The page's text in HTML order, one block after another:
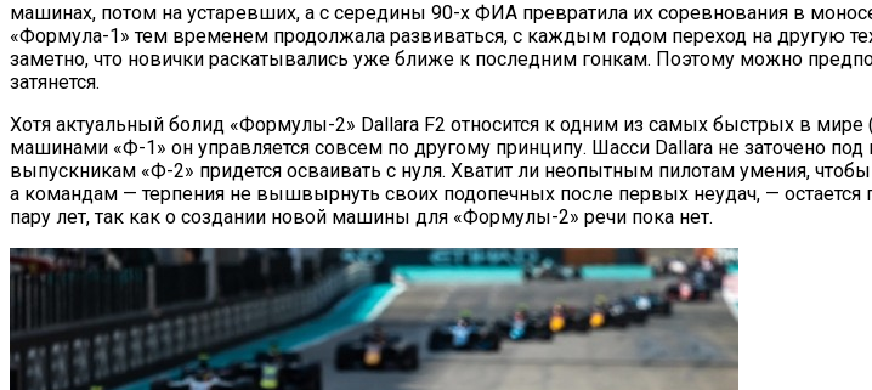
машинах, потом на устаревших, а с середины 90-х ФИА превратила их соревнования в
«Формула-1» тем временем продолжала развиваться, с каждым годом переход на другую
заметно, что новички раскатывались уже ближе к последним гонкам. Поэтому можно
затянется.
Хотя актуальный болид «Формулы-2» Dallara F2 относится к одним из самых быстрых в
машинами «Ф-1» он управляется совсем по другому принципу. Шасси Dallara не заточено
выпускникам «Ф-2» придется осваивать с нуля. Хватит ли неопытным пилотам умения,
а командам — терпения не вышвырнуть своих подопечных после первых неудач, —
пару лет, так как о создании новой машины для «Формулы-2» речи пока нет.